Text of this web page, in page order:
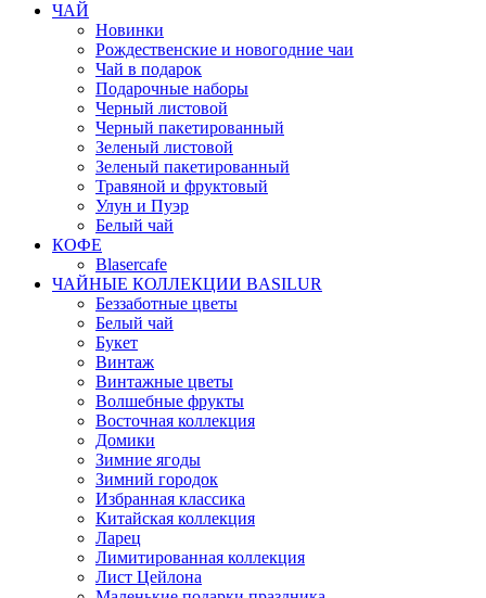
ЧАЙ
Новинки
Рождественские и новогодние чаи
Чай в подарок
Подарочные наборы
Черный листовой
Черный пакетированный
Зеленый листовой
Зеленый пакетированный
Травяной и фруктовый
Улун и Пуэр
Белый чай
КОФЕ
Blasercafe
ЧАЙНЫЕ КОЛЛЕКЦИИ BASILUR
Беззаботные цветы
Белый чай
Букет
Винтаж
Винтажные цветы
Волшебные фрукты
Восточная коллекция
Домики
Зимние ягоды
Зимний городок
Избранная классика
Китайская коллекция
Ларец
Лимитированная коллекция
Лист Цейлона